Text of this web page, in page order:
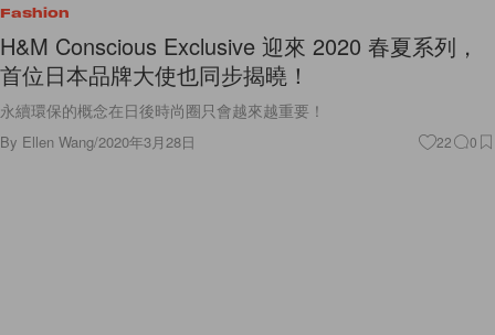
Fashion
H&M Conscious Exclusive 迎來 2020 春夏系列，
首位日本品牌大使也同步揭曉！
永續環保的概念在日後時尚圈只會越來越重要！
By Ellen Wang/2020年3月28日 22 0